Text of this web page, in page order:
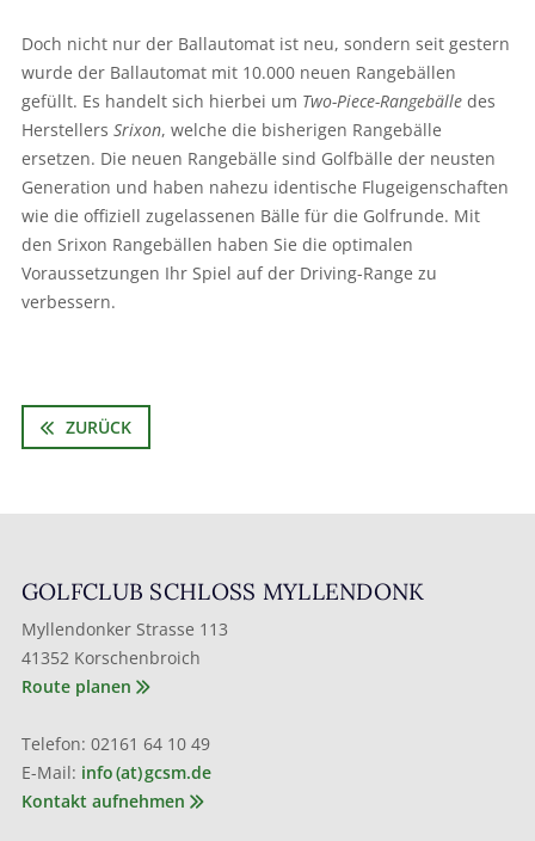
Doch nicht nur der Ballautomat ist neu, sondern seit gestern
wurde der Ballautomat mit 10.000 neuen Rangebällen
gefüllt. Es handelt sich hierbei um Two-Piece-Rangebälledes
Herstellers Srixon, welche die bisherigen Rangebälle
ersetzen. Die neuen Rangebälle sind Golfbälle der neusten
Generation und haben nahezu identische Flugeigenschaften
wie die offiziell zugelassenen Bälle für die Golfrunde. Mit
den Srixon Rangebällen haben Sie die optimalen
Voraussetzungen Ihr Spiel auf der Driving-Range zu
verbessern.
ZURÜCK
GOLFCLUB SCHLOSS MYLLENDONK
Myllendonker Strasse 113
41352 Korschenbroich
Route planen
Telefon: 02161 64 10 49
E-Mail: info (at) gcsm.de
Kontakt aufnehmen